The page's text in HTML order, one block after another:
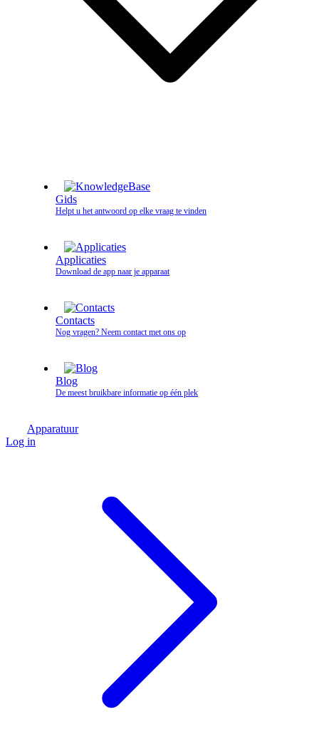
Gids
Helpt u het antwoord op elke vraag te vinden
Applicaties
Download de app naar je apparaat
Contacts
Nog vragen? Neem contact met ons op
Blog
De meest bruikbare informatie op één plek
Apparatuur
Log in